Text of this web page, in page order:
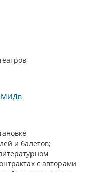
МИДв
и балетов;
с авторами